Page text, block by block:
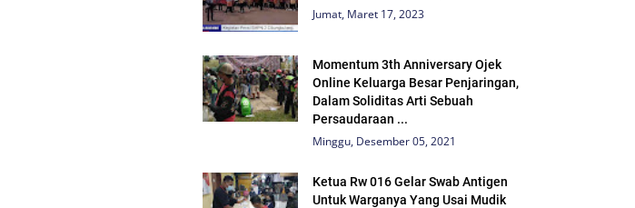
Jumat, Maret 17, 2023
Momentum 3th Anniversary Ojek
Online Keluarga Besar Penjaringan,
Dalam Soliditas Arti Sebuah
Persaudaraan ...
Minggu, Desember 05, 2021
Ketua Rw 016 Gelar Swab Antigen
Untuk Warganya Yang Usai Mudik